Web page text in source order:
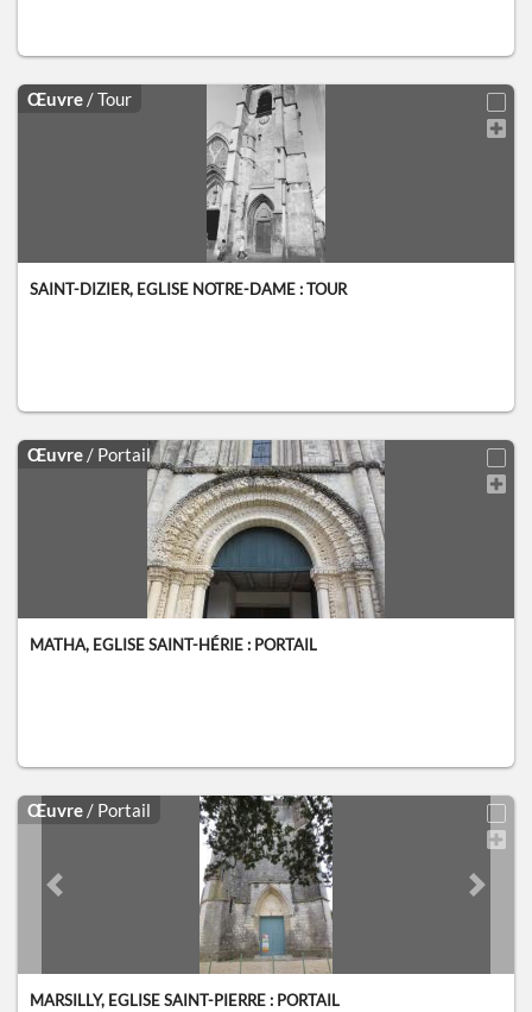
Œuvre / Tour
SAINT-DIZIER, EGLISE NOTRE-DAME : TOUR
Œuvre / Portail
MATHA, EGLISE SAINT-HÉRIE : PORTAIL
Œuvre / Portail
Previous slide Next
MARSILLY, EGLISE SAINT-PIERRE : PORTAIL